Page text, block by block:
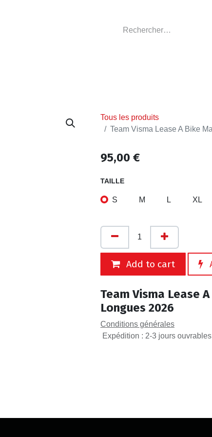
Tous les produits
Team Visma Lease A Bike
95,00 €
TAILLE
S M L XL
Add to cart
Team Visma Lease
Longues 2026
Conditions générales
Expédition : 2-3 jours ouvrables